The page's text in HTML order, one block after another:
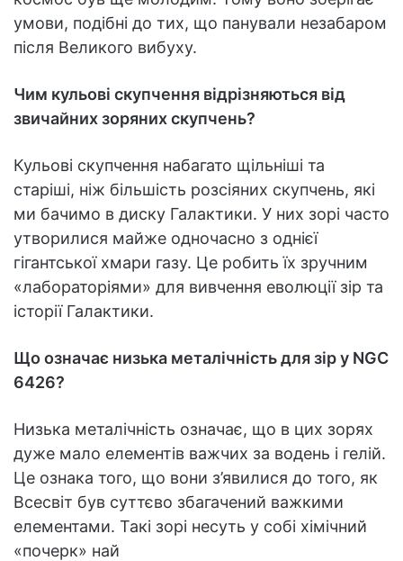
умови, подібні до тих, що панували незабаром
після Великого вибуху.
Чим кульові скупчення відрізняються від
звичайних зоряних скупчень?
Кульові скупчення набагато щільніші та
старіші, ніж більшість розсіяних скупчень, які
ми бачимо в диску Галактики. У них зорі часто
утворилися майже одночасно з однієї
гігантської хмари газу. Це робить їх зручним
«лабораторіями» для вивчення еволюції зір та
історії Галактики.
Що означає низька металічність для зір у NGC
6426?
Низька металічність означає, що в цих зорях
дуже мало елементів важчих за водень і гелій.
Це ознака того, що вони з’явилися до того, як
Всесвіт був суттєво збагачений важкими
елементами. Такі зорі несуть у собі хімічний
«почерк» най